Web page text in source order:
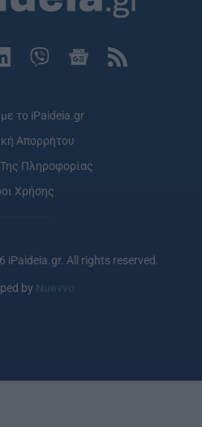
το iPaideia.gr
Απορρήτου
Πληροφορίας
Χρήσης
iPaideia.gr. All rights reserved.
by